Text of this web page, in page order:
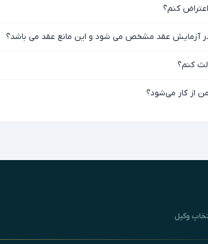
کنم؟
آزمایش عقد مشخص می شود و این مانع عقد می باشد؟
کنم؟
از کار می‌شود؟
وکیل